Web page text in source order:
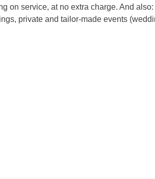
on service, at no extra charge. And also:
private and tailor-made events